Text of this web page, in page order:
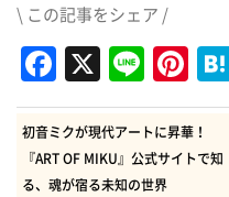
\ この記事をシェア /
Facebook
X Line
初音ミクが現代アートに昇華！
『ART OF MIKU』公式サイトで知
る、魂が宿る未知の世界